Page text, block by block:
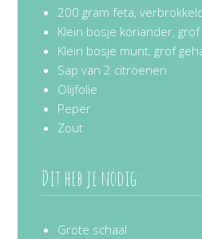
200 gram feta,
Klein bosje koriander,
Klein bosje munt, grof
Sap van 2 citroenen
Olijfolie
Peper
Zout
Dit heb je nodig:
Grote schaal